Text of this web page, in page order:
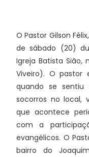
O Pastor Gilson
de sábado (20)
Igreja Batista Sião,
Viveiro). O pastor
quando se
socorros no local,
que acontece
com a
evangélicos. O
bairro do